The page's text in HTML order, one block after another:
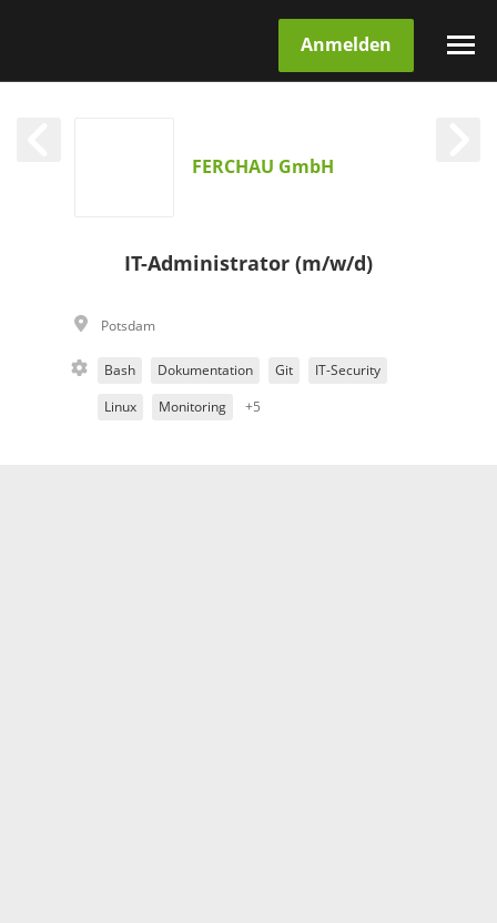
Anmelden
FERCHAU GmbH
IT-Administrator (m/w/d)
Potsdam
Bash Dokumentation Git IT-Security
Linux Monitoring +5